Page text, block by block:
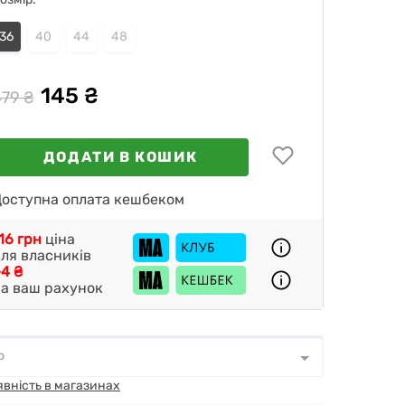
36 40 44 48
₴ 145 ₴
ДОДАТИ В КОШИК
оплата кешбеком
₴
ваш рахунок
грн ціна
власників
*
в магазинах